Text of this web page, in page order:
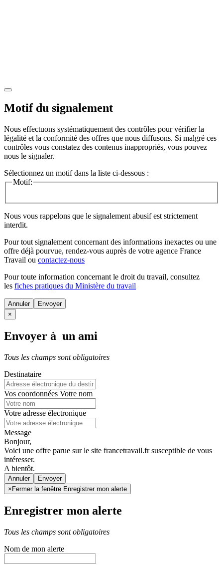
Motif du signalement
Nous effectuons systématiquement des contrôles pour vérifier la
légalité et la conformité des offres que nous diffusons. Si malgré ces
contrôles vous constatez des contenus inappropriés, vous pouvez
nous le signaler.
Sélectionnez un motif dans la liste ci-dessous :
Motif:
Nous vous rappelons que le signalement abusif est strictement
interdit.
Pour tout signalement concernant des informations inexactes ou une
offre déjà pourvue, rendez-vous auprès de votre agence France
Travail ou contactez-nous
Pour toute information concernant le droit du travail, consultez
les fiches pratiques du Ministère du travail
Annuler
×
Envoyer à un ami
Tous les champs sont obligatoires
Destinataire
Vos coordonnées Votre nom
Votre adresse électronique
Message
Bonjour,
Voici une offre parue sur le site francetravail.fr susceptible de vous
intéresser.
A bientôt.
Annuler
× Fermer la fenêtre Enregistrer mon alerte
Enregistrer mon alerte
Tous les champs sont obligatoires
Nom de mon alerte